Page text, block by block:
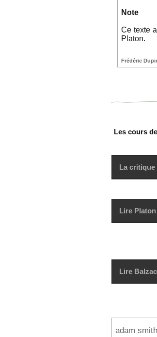
Note
Ce texte
Platon.
Frédéric
Les cours
La critique
Lire Platon
Lire Balzac
adam smith